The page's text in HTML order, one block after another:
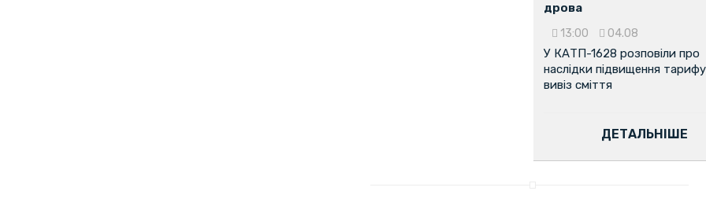
дрова
13:00 04.08
У КАТП-1628 розповіли про
наслідки підвищення
вивіз сміття
ДЕТАЛЬНІШЕ